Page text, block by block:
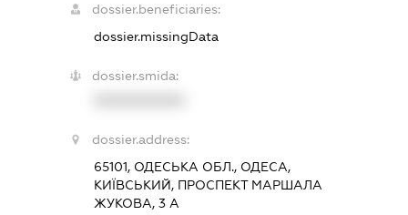
dossier.beneficiaries:
dossier.missingData
dossier.smida:
dossier.address:
65101, ОДЕСЬКА ОБЛ., ОДЕСА,
КИЇВСЬКИЙ, ПРОСПЕКТ МАРШАЛА
ЖУКОВА, 3 А